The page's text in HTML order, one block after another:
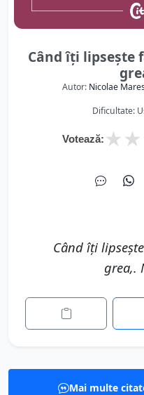
Când îți lipsește
Autor: Nicolae
Dificultate:
Votează: ★
★
Când îți
grea,.
Mai multe